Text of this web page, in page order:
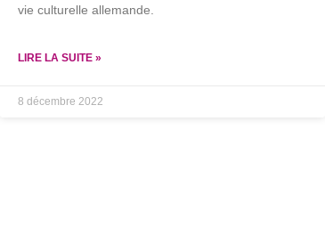
vie culturelle allemande.
LIRE LA SUITE »
8 décembre 2022